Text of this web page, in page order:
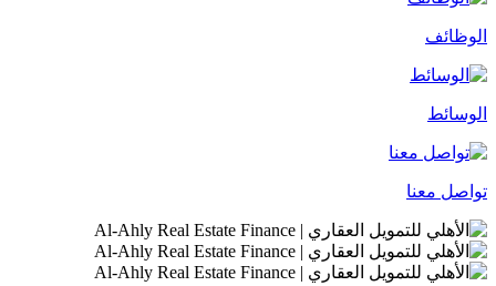
الوظائف
الوسائط
تواصل معنا